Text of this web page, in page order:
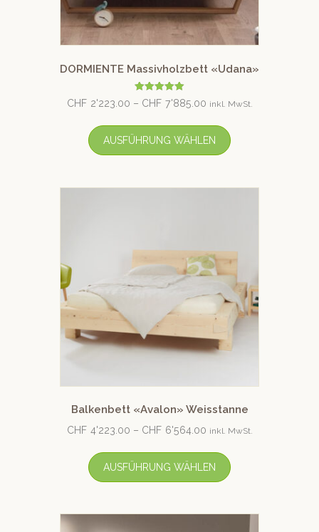
DORMIENTE Massivholzbett «Udana»
Bewertet mit
5.00
CHF 2'223.00 – CHF 7'885.00 inkl. MwSt.
AUSFÜHRUNG WÄHLEN
Balkenbett «Avalon» Weisstanne
CHF 4'223.00 – CHF 6'564.00 inkl. MwSt.
AUSFÜHRUNG WÄHLEN